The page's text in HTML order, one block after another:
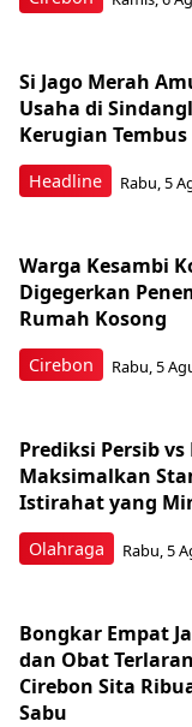
Headline
Si Jago Merah
Usaha di
Kerugian Tembus
Rabu, 5
Cirebon
Warga Kesambi
Digegerkan
Rumah Kosong
Rabu, 5
Olahraga
Prediksi Persib vs
Maksimalkan
Istirahat yang
Rabu, 5
Bongkar Empat
dan Obat
Cirebon Sita
Sabu